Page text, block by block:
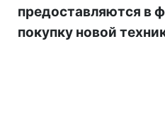
предоставляются в
покупку новой